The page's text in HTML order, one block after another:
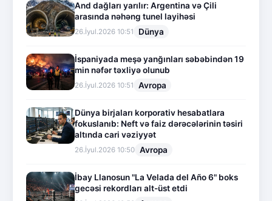
And dağları yarılır: Argentina və Çili
arasında nəhəng tunel layihəsi
26.İyul.2026 10:51 Dünya
İspaniyada meşə yanğınları səbəbindən 19
min nəfər təxliyə olunub
26.İyul.2026 10:51 Avropa
Dünya birjaları korporativ hesabatlara
fokuslanıb: Neft və faiz dərəcələrinin təsiri
altında cari vəziyyət
26.İyul.2026 10:50 Avropa
İbay Llanosun "La Velada del Año 6" boks
gecəsi rekordları alt-üst etdi